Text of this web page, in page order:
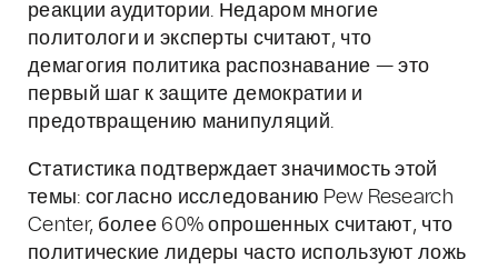
реакции аудитории. Недаром многие
политологи и эксперты считают, что
демагогия политика распознавание — это
первый шаг к защите демократии и
предотвращению манипуляций.
Статистика подтверждает значимость этой
темы: согласно исследованию Pew Research
Center, более 60% опрошенных считают, что
политические лидеры часто используют ложь